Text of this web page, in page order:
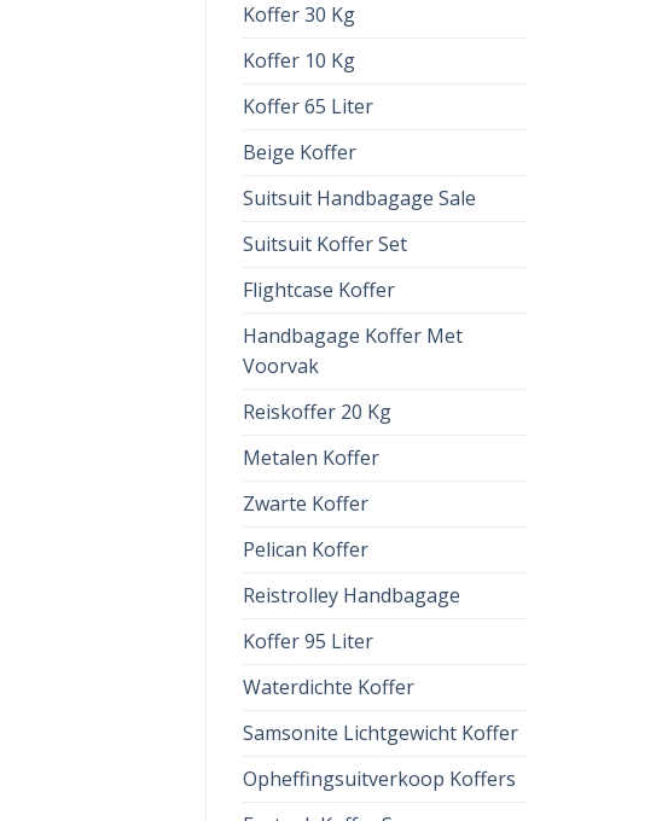
Koffer 30 Kg
Koffer 10 Kg
Koffer 65 Liter
Beige Koffer
Suitsuit Handbagage Sale
Suitsuit Koffer Set
Flightcase Koffer
Handbagage Koffer Met
Voorvak
Reiskoffer 20 Kg
Metalen Koffer
Zwarte Koffer
Pelican Koffer
Reistrolley Handbagage
Koffer 95 Liter
Waterdichte Koffer
Samsonite Lichtgewicht Koffer
Opheffingsuitverkoop Koffers